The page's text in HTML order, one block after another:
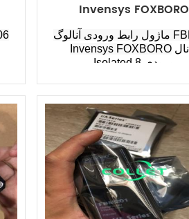
Invensys FOXBORO
ماژول رابط ورودی آنالوگ FBM204
Invensys FOXBORO
Isolated 8 ورودی